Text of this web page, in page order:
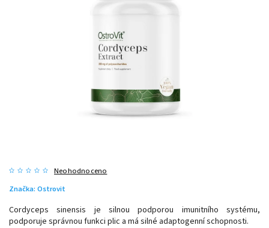
Neohodnoceno
Značka: Ostrovit
Cordyceps sinensis je silnou podporou imunitního systému,
podporuje správnou funkci plic a má silné adaptogenní schopnosti.